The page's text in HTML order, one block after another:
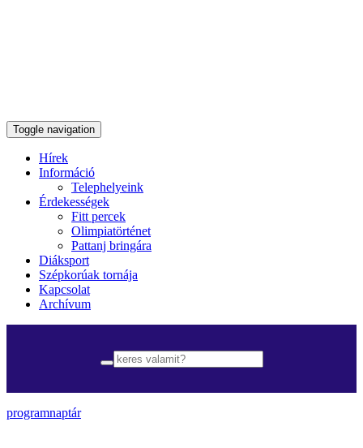
Toggle navigation
Hírek
Információ
Telephelyeink
Érdekességek
Fitt percek
Olimpiatörténet
Pattanj bringára
Diáksport
Szépkorúak tornája
Kapcsolat
Archívum
programnaptár